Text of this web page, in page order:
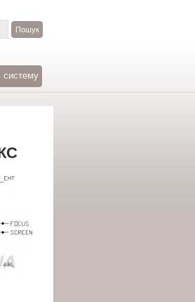
систему